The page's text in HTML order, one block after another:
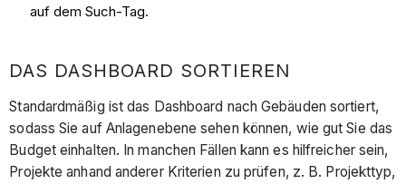
auf dem Such-Tag.
DAS DASHBOARD SORTIEREN
Standardmäßig ist das Dashboard nach Gebäuden sortiert,
sodass Sie auf Anlagenebene sehen können, wie gut Sie das
Budget einhalten. In manchen Fällen kann es hilfreicher sein,
Projekte anhand anderer Kriterien zu prüfen, z. B. Projekttyp,